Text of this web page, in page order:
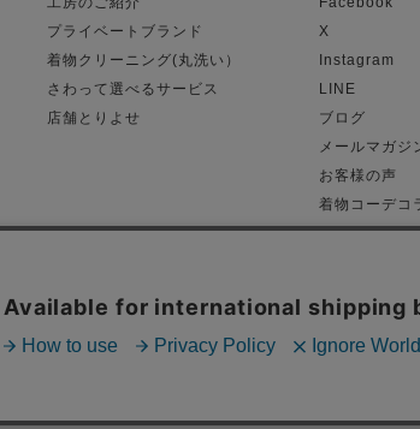
プライベートブランド
着物クリーニング(丸洗い）
さわって選べるサービス
店舗とりよせ
X
Instagram
LINE
ブログ
メールマガジ
お客様の声
着物コーデコ